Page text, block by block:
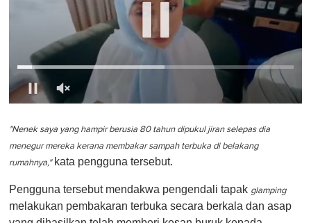
f
1
i
u
e
,
"Nenek saya yang hampir berusia 80 tahun dipukul jiran selepas dia
menegur mereka kerana membakar sampah terbuka di belakang
rumahnya,"kata pengguna tersebut.
Pengguna tersebut mendakwa pengendali tapak glamping
melakukan pembakaran terbuka secara berkala dan asap